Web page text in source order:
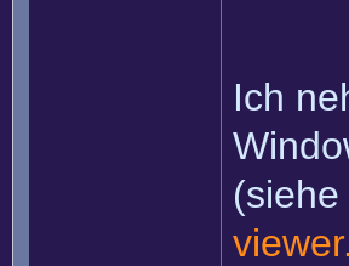
Ich
(siehe